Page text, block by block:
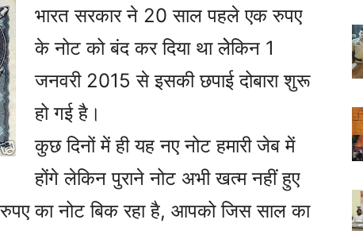
भारत सरकार ने 20 साल पहले एक रुपए
के नोट को बंद कर दिया था लेेकिन 1
जनवरी 2015 से इसकी छपाई दोबारा शुरू
हो गई है।
कुछ दिनों में ही यह नए नोट हमारी जेब में
होंगे लेकिन पुराने नोट अभी खत्म नहीं हुए
का नोट बिक रहा है, आपको जिस साल का